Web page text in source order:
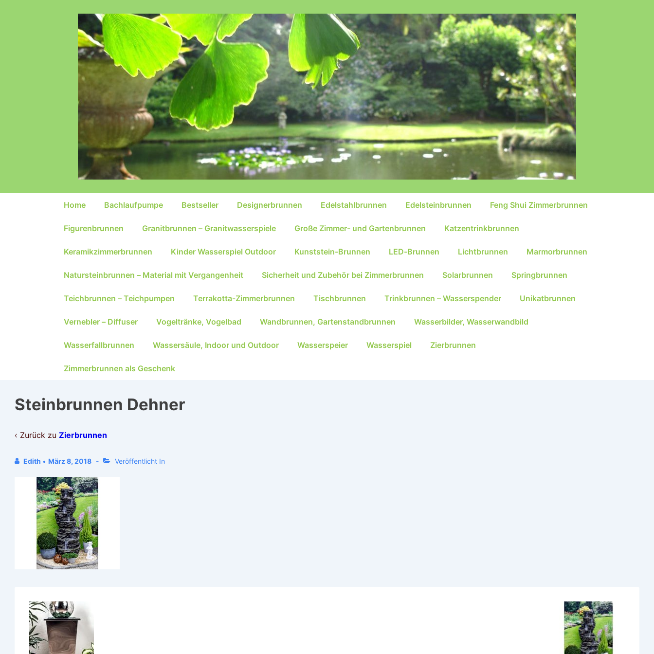
Hauptnavigation
Home Bachlaufpumpe Bestseller Designerbrunnen Edelstahlbrunnen Edelsteinbrunnen Feng Shui Zimmerbrunnen
Figurenbrunnen Granitbrunnen – Granitwasserspiele Große Zimmer- und Gartenbrunnen Katzentrinkbrunnen
Keramikzimmerbrunnen Kinder Wasserspiel Outdoor Kunststein-Brunnen LED-Brunnen Lichtbrunnen Marmorbrunnen
Natursteinbrunnen – Material mit Vergangenheit Sicherheit und Zubehör bei Zimmerbrunnen Solarbrunnen Springbrunnen
Teichbrunnen – Teichpumpen Terrakotta-Zimmerbrunnen Tischbrunnen Trinkbrunnen – Wasserspender Unikatbrunnen
Vernebler – Diffuser Vogeltränke, Vogelbad Wandbrunnen, Gartenstandbrunnen Wasserbilder, Wasserwandbild
Wasserfallbrunnen Wassersäule, Indoor und Outdoor Wasserspeier Wasserspiel Zierbrunnen
Zimmerbrunnen als Geschenk
Steinbrunnen Dehner
‹ Zurück zu Zierbrunnen
Edith • März 8, 2018 Veröffentlicht In